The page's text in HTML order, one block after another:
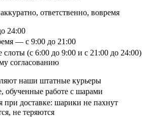
ответственно, вовремя
24:00
— с 9:00 до 21:00
слоты (с 6:00 до 9:00 и с 21:00 до 24:00)
согласованию
наши штатные курьеры
обученные работе с шарами
при доставке: шарики не пахнут
не теряются